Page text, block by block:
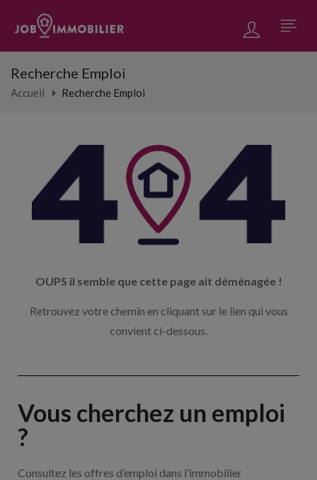
Recherche Emploi
Accueil Recherche Emploi
OUPS il semble que cette page ait déménagée !
Retrouvez votre chemin en cliquant sur le lien qui vous
convient ci-dessous.
Vous cherchez un emploi
?
Consultez les offres d’emploi dans l’immobilier